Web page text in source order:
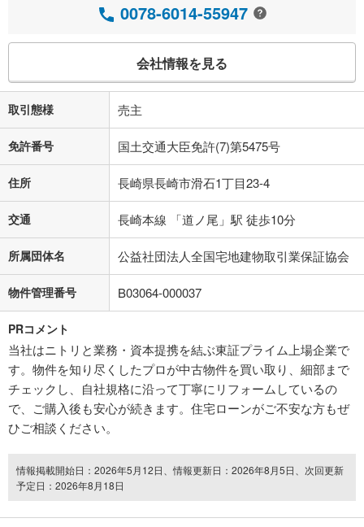
0078-6014-55947
会社情報を見る
取引態様 売主
免許番号 国土交通大臣免許(7)第5475号
住所 長崎県長崎市滑石1丁目23-4
交通 長崎本線 「道ノ尾」駅 徒歩10分
所属団体名 公益社団法人全国宅地建物取引業保証協会
物件管理番号 B03064-000037
PRコメント
当社はニトリと業務・資本提携を結ぶ東証プライム上場企業で
す。物件を知り尽くしたプロが中古物件を買い取り、細部まで
チェックし、自社規格に沿って丁寧にリフォームしているの
で、ご購入後も安心が続きます。住宅ローンがご不安な方もぜ
ひご相談ください。
情報掲載開始日：2026年5月12日、情報更新日：2026年8月5日、次回更新
予定日：2026年8月18日